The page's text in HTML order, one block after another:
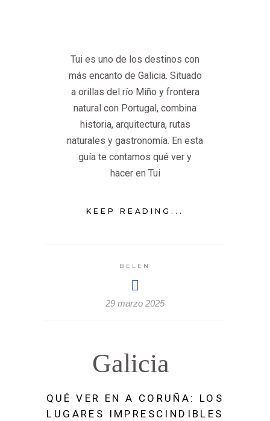
Tui es uno de los destinos con
más encanto de Galicia. Situado
a orillas del río Miño y frontera
natural con Portugal, combina
historia, arquitectura, rutas
naturales y gastronomía. En esta
guía te contamos qué ver y
hacer en Tui
KEEP READING...
BELEN
29 marzo 2025
Galicia
QUÉ VER EN A CORUÑA: LOS
LUGARES IMPRESCINDIBLES